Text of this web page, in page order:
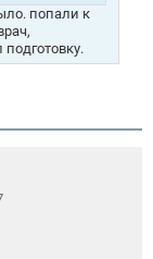
попали к